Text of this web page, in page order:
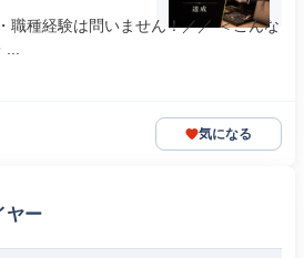
職種経験は問いません！／／ ＜こんな
気になる
ヤー